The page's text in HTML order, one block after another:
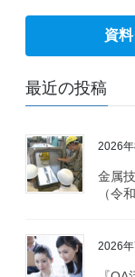
資
最近の投稿
2026
金属
（令
2026